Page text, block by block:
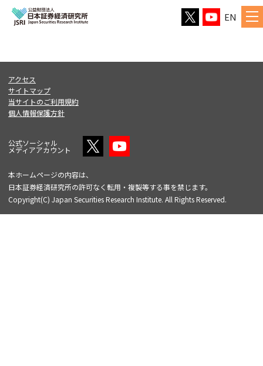
EN
アクセス
サイトマップ
当サイトのご利用規約
個人情報保護方針
公式ソーシャル
メディアアカウント
本ホームページの内容は、
日本証券経済研究所の許可なく転用・複製等する事を禁じます。
Copyright(C) Japan Securities Research Institute. All Rights Reserved.